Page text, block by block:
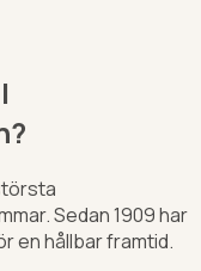
Sedan 1909 har
en hållbar framtid.